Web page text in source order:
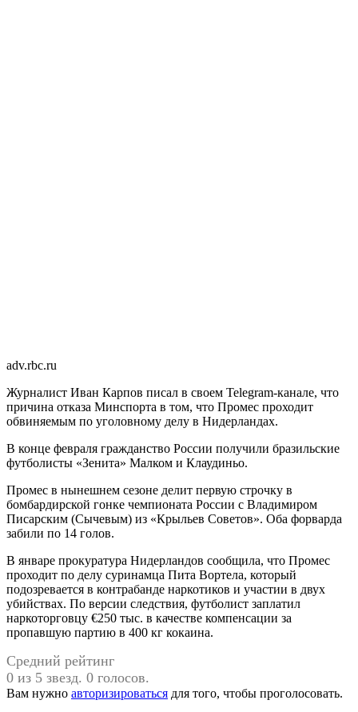
adv.rbc.ru
Журналист Иван Карпов писал в своем Telegram-канале, что
причина отказа Минспорта в том, что Промес проходит
обвиняемым по уголовному делу в Нидерландах.
В конце февраля гражданство России получили бразильские
футболисты «Зенита» Малком и Клаудиньо.
Промес в нынешнем сезоне делит первую строчку в
бомбардирской гонке чемпионата России с Владимиром
Писарским (Сычевым) из «Крыльев Советов». Оба форварда
забили по 14 голов.
В январе прокуратура Нидерландов сообщила, что Промес
проходит по делу суринамца Пита Вортела, который
подозревается в контрабанде наркотиков и участии в двух
убийствах. По версии следствия, футболист заплатил
наркоторговцу €250 тыс. в качестве компенсации за
пропавшую партию в 400 кг кокаина.
Средний рейтинг
0 из 5 звезд. 0 голосов.
Вам нужно авторизироваться для того, чтобы проголосовать.